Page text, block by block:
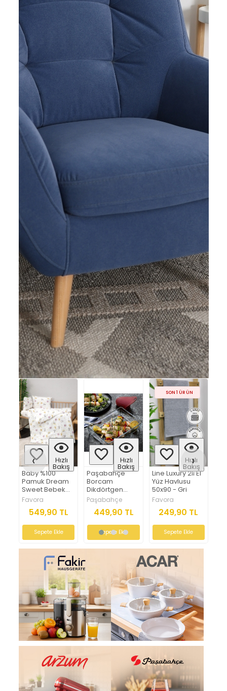
Hızlı
Bakış
Paşabahçe
Borcam
Dikdörtgen
Tepsi
Paşabahçe
449,90 TL
Sepete Ekle
SON 1 ÜRÜN
Hızlı
Bakış
Line Luxury 2li El
Yüz Havlusu
50x90 - Gri
Favora
249,90 TL
Sepete Ekle
Hızlı
Bakış
Cottowels
Battal Boy 6
Parça %100
Pamuk Aile
Yeşil - Krem
Favora
3.449,90 TL
Sepete Ekle
‹ ›